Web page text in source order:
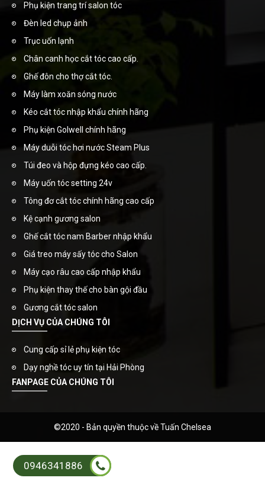
Phụ kiện trang trí salon tóc
Đèn led chụp ảnh
Trục uốn lạnh
Chân canh học cắt tóc cao cấp.
Ghế đôn cho thợ cắt tóc.
Máy làm xoăn sóng nước
Kéo cắt tóc nhập khẩu chính hãng
Phụ kiện Golwell chính hãng
Máy duỗi tóc hơi nước Steam Plus
Túi đeo và hộp đựng kéo cao cấp.
Máy uốn tóc setting 24v
Tông đơ cắt tóc chính hãng cao cấp
Kệ cạnh gương salon
Ghế cắt tóc nam Barber nhập khẩu
Giá treo máy sấy tóc cho Salon
Máy cạo râu cao cấp nhập khẩu
Phụ kiện thay thế cho bàn gội đầu
Gương cắt tóc salon
DỊCH VỤ CỦA CHÚNG TÔI
Cung cấp sỉ lẻ phụ kiện tóc
Dạy nghề tóc uy tín tại Hải Phòng
FANPAGE CỦA CHÚNG TÔI
©2020 - Bản quyền thuộc về Tuấn Chelsea
0946341886